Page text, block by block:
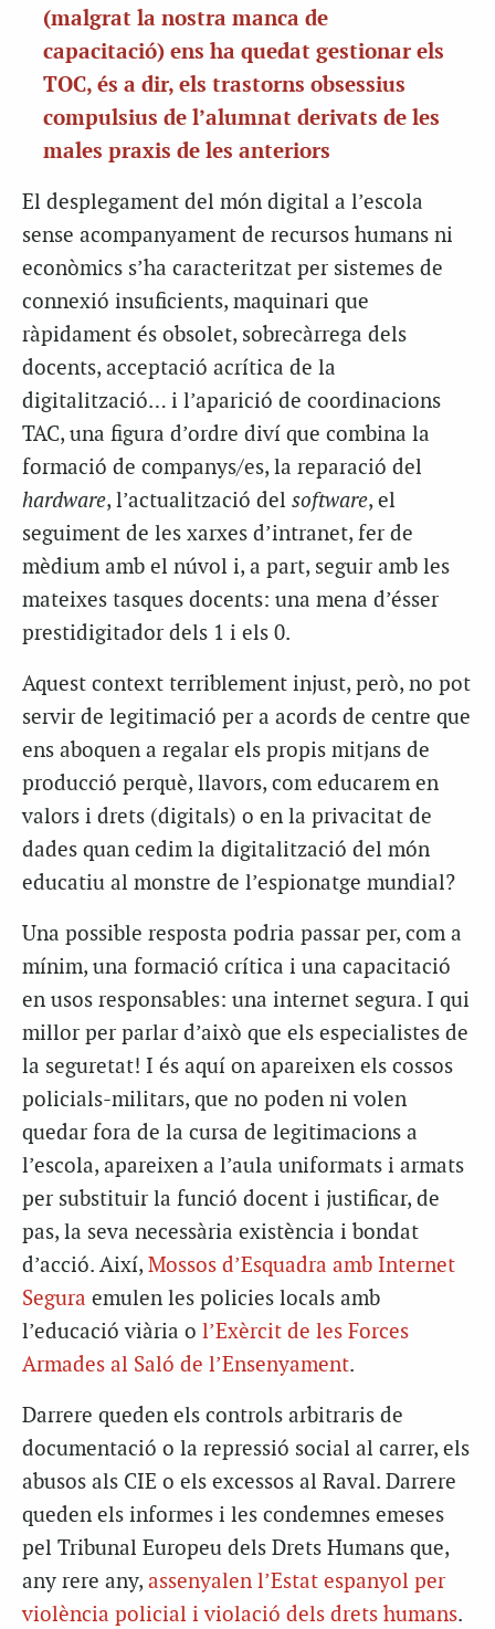
(malgrat la nostra manca de
capacitació) ens ha quedat gestionar els
TOC, és a dir, els trastorns obsessius
compulsius de l’alumnat derivats de les
males praxis de les anteriors
El desplegament del món digital a l’escola
sense acompanyament de recursos humans ni
econòmics s’ha caracteritzat per sistemes de
connexió insuficients, maquinari que
ràpidament és obsolet, sobrecàrrega dels
docents, acceptació acrítica de la
digitalització… i l’aparició de coordinacions
TAC, una figura d’ordre diví que combina la
formació de companys/es, la reparació del
hardware, l’actualització del software, el
seguiment de les xarxes d’intranet, fer de
mèdium amb el núvol i, a part, seguir amb les
mateixes tasques docents: una mena d’ésser
prestidigitador dels 1 i els 0.
Aquest context terriblement injust, però, no pot
servir de legitimació per a acords de centre que
ens aboquen a regalar els propis mitjans de
producció perquè, llavors, com educarem en
valors i drets (digitals) o en la privacitat de
dades quan cedim la digitalització del món
educatiu al monstre de l’espionatge mundial?
Una possible resposta podria passar per, com a
mínim, una formació crítica i una capacitació
en usos responsables: una internet segura. I qui
millor per parlar d’això que els especialistes de
la seguretat! I és aquí on apareixen els cossos
policials-militars, que no poden ni volen
quedar fora de la cursa de legitimacions a
l’escola, apareixen a l’aula uniformats i armats
per substituir la funció docent i justificar, de
pas, la seva necessària existència i bondat
d’acció. Així, Mossos d’Esquadra amb Internet
Segura emulen les policies locals amb
l’educació viària o l’Exèrcit de les Forces
Armades al Saló de l’Ensenyament.
Darrere queden els controls arbitraris de
documentació o la repressió social al carrer, els
abusos als CIE o els excessos al Raval. Darrere
queden els informes i les condemnes emeses
pel Tribunal Europeu dels Drets Humans que,
any rere any, assenyalen l’Estat espanyol per
violència policial i violació dels drets humans.